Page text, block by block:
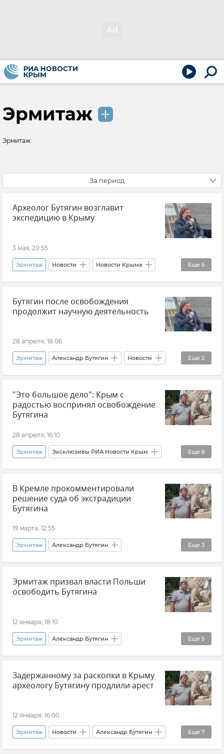
Эрмитаж
Эрмитаж
За период
Археолог Бутягин возглавит
экспедицию в Крыму
3 мая, 20:55
Еще 5
Эрмитаж Новости Новости Крыма
Археология в Крыму Археология
Александр Бутягин Крым
Бутягин после освобождения
продолжит научную деятельность
28 апреля, 18:06
Еще 2
Эрмитаж Александр Бутягин Новости
Археология Культура
"Это большое дело": Крым с
радостью воспринял освобождение
Бутягина
28 апреля, 16:10
Еще 6
Эрмитаж Эксклюзивы РИА Новости Крым
Мнения Александр Бутягин
Археология в Крыму Валерий Науменко
Крым Новости Крыма
В Кремле прокомментировали
решение суда об экстрадиции
Бутягина
19 марта, 12:55
Еще 3
Эрмитаж Александр Бутягин
Археология в Крыму Археология
Польша
Эрмитаж призвал власти Польши
освободить Бутягина
12 января, 18:10
Еще 5
Эрмитаж Александр Бутягин
Археология в Крыму Раскопки Крым
Россия Польша
Задержанному за раскопки в Крыму
археологу Бутягину продлили арест
12 января, 16:00
Еще 7
Эрмитаж Новости Александр Бутягин
Крым Россия Раскопки